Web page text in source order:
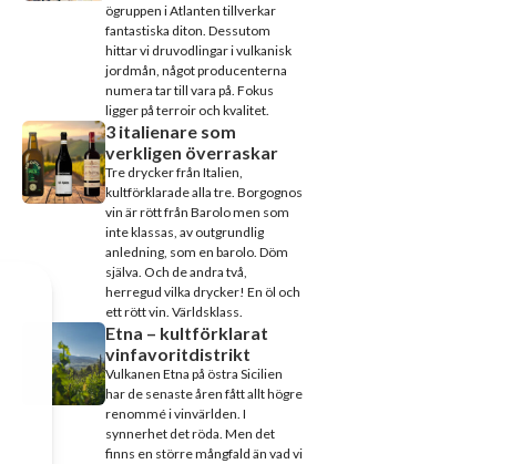
ögruppen i Atlanten tillverkar
fantastiska diton. Dessutom
hittar vi druvodlingar i vulkanisk
jordmån, något producenterna
numera tar till vara på. Fokus
ligger på terroir och kvalitet.
3 italienare som
verkligen överraskar
Tre drycker från Italien,
kultförklarade alla tre. Borgognos
vin är rött från Barolo men som
inte klassas, av outgrundlig
anledning, som en barolo. Döm
själva. Och de andra två,
herregud vilka drycker! En öl och
ett rött vin. Världsklass.
Etna – kultförklarat
vinfavoritdistrikt
Vulkanen Etna på östra Sicilien
har de senaste åren fått allt högre
renommé i vinvärlden. I
synnerhet det röda. Men det
finns en större mångfald än vad vi